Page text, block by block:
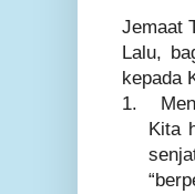
Jemaat
Lalu,
kepada
1.
Kita